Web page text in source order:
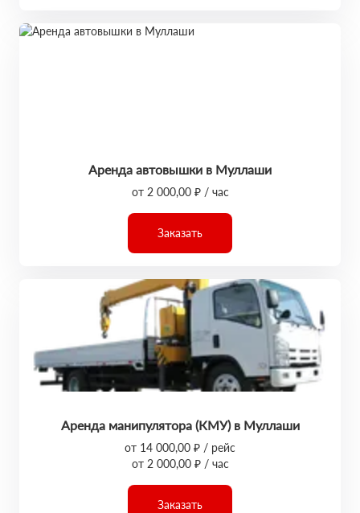
Аренда автовышки в Муллаши
от 2 000,00 ₽ / час
Заказать
Аренда манипулятора (КМУ) в Муллаши
от 14 000,00 ₽ / рейс
от 2 000,00 ₽ / час
Заказать